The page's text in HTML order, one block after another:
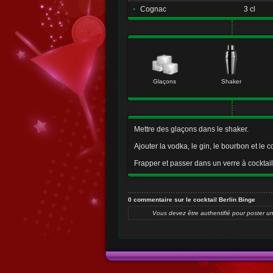
• Cognac 3 cl
Glaçons Shaker
Mettre des glaçons dans le shaker.
Ajouter la vodka, le gin, le bourbon et le
Frapper et passer dans un verre à
0 commentaire sur le cocktail Berlin Binge
Vous devez être authentifié pour poster